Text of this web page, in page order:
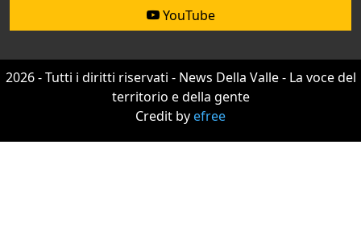
YouTube
2026 - Tutti i diritti riservati - News Della Valle - La voce del
territorio e della gente
Credit byefree